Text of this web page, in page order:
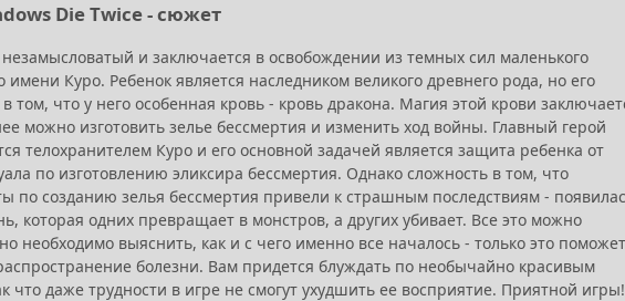
Die Twice - сюжет
и заключается в освобождении из темных сил маленького
имени Куро. Ребенок является наследником великого древнего рода, но его
том, что у него особенная кровь - кровь дракона. Магия этой крови
можно изготовить зелье бессмертия и изменить ход войны. Главный герой
телохранителем Куро и его основной задачей является защита ребенка от
по изготовлению эликсира бессмертия. Однако сложность в том, что
по созданию зелья бессмертия привели к страшным последствиям -
которая одних превращает в монстров, а других убивает. Все это можно
необходимо выяснить, как и с чего именно все началось - только это поможет
болезни. Вам придется блуждать по необычайно красивым
что даже трудности в игре не смогут ухудшить ее восприятие. Приятной игры!